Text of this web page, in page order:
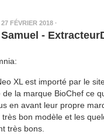
27 FÉVRIER 2018 ·
Samuel -
XL est importé par le
de la marque BioChef ce
en avant leur propre
très bon modèle et les
très bons.